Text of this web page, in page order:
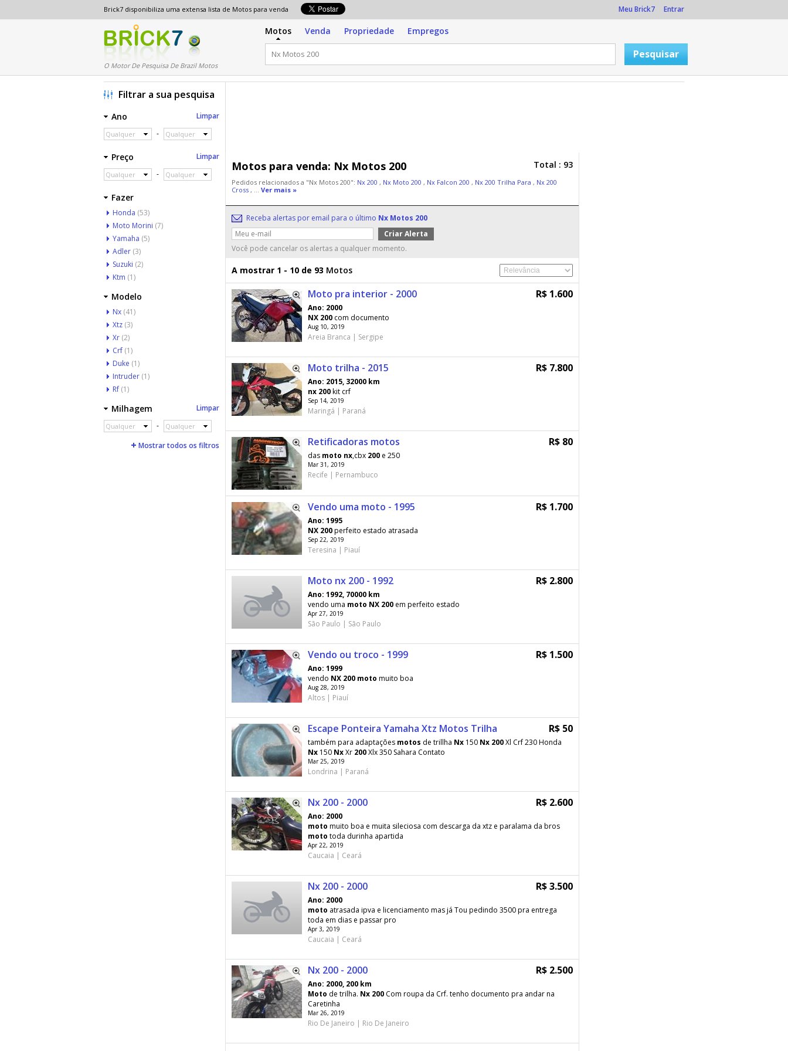
Brick7 disponibiliza uma extensa lista de Motos para venda Meu Brick7 Entrar
O Motor De Pesquisa De Brazil Motos
Motos Venda Propriedade Empregos
Motos para venda: Nx Motos 200 Total : 93
Pedidos relacionados a "Nx Motos 200": Nx 200 , Nx Moto 200 , Nx Falcon 200 , Nx 200 Trilha Para , Nx 200
Cross , ... Ver mais »
Receba alertas por email para o último Nx Motos 200
Você pode cancelar os alertas a qualquer momento.
A mostrar 1 - 10 de 93 Motos
Moto pra interior - 2000 R$ 1.600
Ano: 2000
NX 200 com documento
Aug 10, 2019
Areia Branca | Sergipe
Moto trilha - 2015 R$ 7.800
Ano: 2015, 32000 km
nx 200kit crf
Sep 14, 2019
Maringá | Paraná
Retificadoras motos R$ 80
das moto nx,cbx 200 e 250
Mar 31, 2019
Recife | Pernambuco
Vendo uma moto - 1995 R$ 1.700
Ano: 1995
NX 200perfeito estado atrasada
Sep 22, 2019
Teresina | Piauí
Moto nx 200 - 1992 R$ 2.800
Ano: 1992, 70000 km
vendo uma moto NX 200 em perfeito estado
Apr 27, 2019
São Paulo | São Paulo
Vendo ou troco - 1999 R$ 1.500
Ano: 1999
vendo NX 200 moto muito boa
Aug 28, 2019
Altos | Piauí
Escape Ponteira Yamaha Xtz Motos Trilha R$ 50
também para adaptações motos de trillha Nx 150 Nx 200Xl Crf 230 Honda
Nx 150 NxXr 200Xlx 350 Sahara Contato
Mar 25, 2019
Londrina | Paraná
Nx 200 - 2000 R$ 2.600
Ano: 2000
moto muito boa e muita sileciosa com descarga da xtz e paralama da bros
moto toda durinha apartida
Apr 22, 2019
Caucaia | Ceará
Nx 200 - 2000 R$ 3.500
Ano: 2000
moto atrasada ipva e licenciamento mas já Tou pedindo 3500 pra entrega
toda em dias e passar pro
Apr 3, 2019
Caucaia | Ceará
Nx 200 - 2000 R$ 2.500
Ano: 2000, 200 km
Moto de trilha. Nx 200 Com roupa da Crf. tenho documento pra andar na
Caretinha
Mar 26, 2019
Rio De Janeiro | Rio De Janeiro
Filtrar a sua pesquisa
Ano Limpar
Qualquer - Qualquer
Preço Limpar
Qualquer - Qualquer
Fazer
Honda (53)
Moto Morini (7)
Yamaha (5)
Adler (3)
Suzuki (2)
Ktm (1)
Modelo
Nx (41)
Xtz (3)
Xr (2)
Crf (1)
Duke (1)
Intruder (1)
Rf (1)
Milhagem Limpar
Qualquer - Qualquer
Mostrar todos os filtros